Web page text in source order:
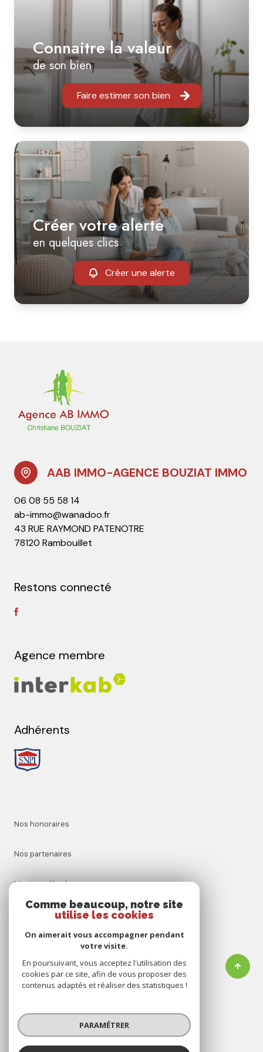
Connaitre la valeur
de son bien
Faire estimer son bien
AB Immo permet de capter rapidement l’attention des
acheteurs et d’optimiser les délais de vente.
Créer votre alerte
en quelques clics
Créer une alerte
AAB IMMO-AGENCE BOUZIAT IMMO
06 08 55 58 14
ab-immo@wanadoo.fr
43 RUE RAYMOND PATENOTRE
78120 Rambouillet
Restons connecté
Agence membre
Adhérents
Nos honoraires
Nos partenaires
Mentions légales
Cookies
© 2026 | Tous droits réservés
Comme beaucoup, notre site
utilise les cookies
On aimerait vous accompagner pendant
votre visite.
En poursuivant, vous acceptez l'utilisation des
cookies par ce site, afin de vous proposer des
contenus adaptés et réaliser des statistiques !
PARAMÉTRER